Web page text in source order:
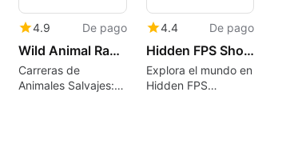
4.9 De pago
Wild Animal Racing
Carreras de
Animales Salvajes:
4.4 De pago
Hidden FPS Shooting Top-Down 3D
Explora el mundo en
Hidden FPS